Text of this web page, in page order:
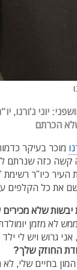
יוני
הכרתם
מוכר בעיקר
קשה כזה שנרתם
העיר כיו"ר
את כל הקלפים
יבשות שלא מכירים
גרוש ויש לי ילד בן
החוזק שלך?
בחיים שלי,